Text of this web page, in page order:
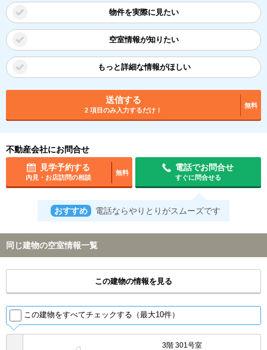
物件を実際に見たい
空室情報が知りたい
もっと詳細な情報がほしい
送信する
2 項目のみ入力するだけ！
無料
不動産会社にお問合せ
見学予約する
内見・お店訪問の相談
無料
電話でお問合せ
すぐに問合せる
おすすめ 電話ならやりとりがスムーズです
同じ建物の空室情報一覧
この建物の情報を見る
この建物をすべてチェックする（最大10件）
3階 301号室